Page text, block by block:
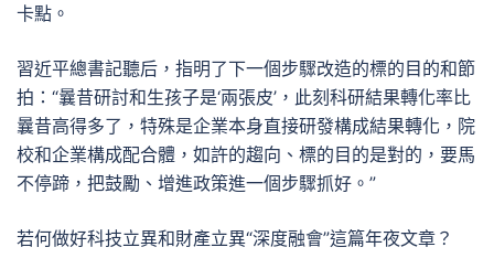
卡點。
習近平總書記聽后，指明了下一個步驟改造的標的目的和節
拍：“曩昔研討和生孩子是‘兩張皮’，此刻科研結果轉化率比
曩昔高得多了，特殊是企業本身直接研發構成結果轉化，院
校和企業構成配合體，如許的趨向、標的目的是對的，要馬
不停蹄，把鼓勵、增進政策進一個步驟抓好。”
若何做好科技立異和財產立異“深度融會”這篇年夜文章？